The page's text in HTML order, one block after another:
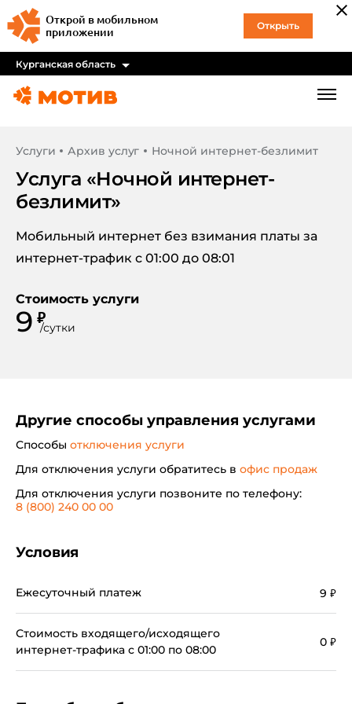
Открой в мобильном
приложении
Открыть
Курганская область
Услуги Архив услуг Ночной интернет-безлимит
Услуга «Ночной интернет-
безлимит»
Мобильный интернет без взимания платы за
интернет-трафик с 01:00 до 08:01
Стоимость услуги
9 ₽
/сутки
Другие способы управления услугами
Способы отключения услуги
Для отключения услуги обратитесь в офис продаж
Для отключения услуги позвоните по телефону:
8 (800) 240 00 00
Условия
Ежесуточный платеж 9 ₽
Стоимость входящего/исходящего
интернет-трафика с 01:00 по 08:00
0 ₽
Смс-сервис
ОтправьтеСмсна номер1049с текстом:OFF– для
Услуга позволяет пользоваться мобильным
интернетом без взимания платы за интернет-
трафик с 01:00 до 08:00 (при использовании точек
доступа (APN) inet.ycc.ru, sip.ycc.ru).
корпоративных тарифах, услуга предоставляется